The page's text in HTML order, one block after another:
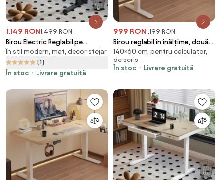
1.149 RON1.499 RON
Birou Electric Reglabil pe
Înălțime cu Sertar Ascuns,
Încărcare Wireless & USB,
Senzor de siguranță, 120x60,
În stil modern, mat, decor stejar
(1)
În stoc
Livrare gratuită
999 RON1.199 RON
Birou reglabil în înălțime, două
motoare electrice ridicare,
suport caști, suport pahar,
140x60 cm, Stejar deschis
140×60 cm, pentru calculator,
de scris
În stoc
Livrare gratuită